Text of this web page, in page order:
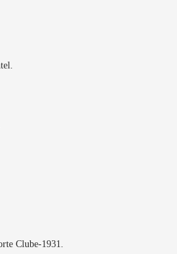
Clube-1931.